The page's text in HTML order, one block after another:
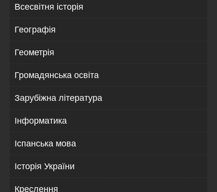
Всесвітня історія
Географія
Геометрія
Громадянська освіта
Зарубіжна література
Інформатика
Іспанська мова
Історія України
Креслення